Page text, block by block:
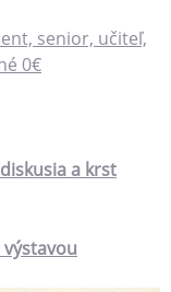
senior, učiteľ,
0€
a krst